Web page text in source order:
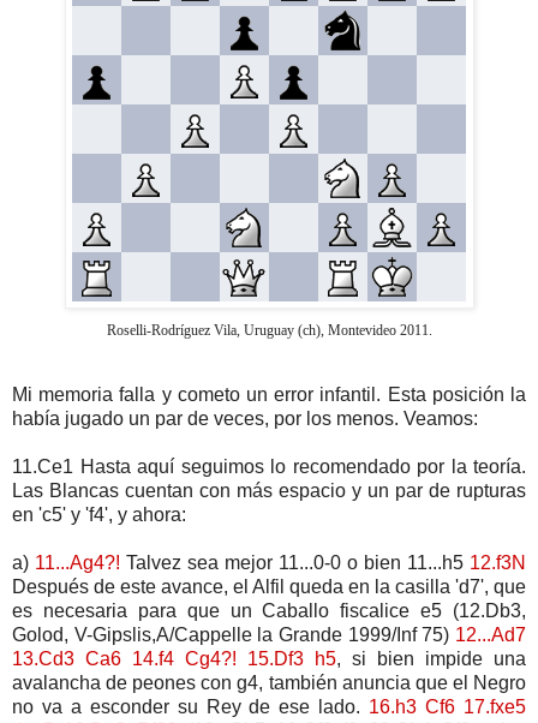
Roselli-Rodríguez Vila, Uruguay (ch), Montevideo 2011.
Mi memoria falla y cometo un error infantil. Esta posición la
había jugado un par de veces, por los menos. Veamos:
11.Ce1 Hasta aquí seguimos lo recomendado por la teoría.
Las Blancas cuentan con más espacio y un par de rupturas
en 'c5' y 'f4', y ahora:
a) 11...Ag4?! Talvez sea mejor 11...0-0 o bien 11...h5 12.f3N
Después de este avance, el Alfil queda en la casilla 'd7', que
es necesaria para que un Caballo fiscalice e5 (12.Db3,
Golod, V-Gipslis,A/Cappelle la Grande 1999/Inf 75) 12...Ad7
13.Cd3 Ca6 14.f4 Cg4?! 15.Df3 h5, si bien impide una
avalancha de peones con g4, también anuncia que el Negro
no va a esconder su Rey de ese lado. 16.h3 Cf6 17.fxe5